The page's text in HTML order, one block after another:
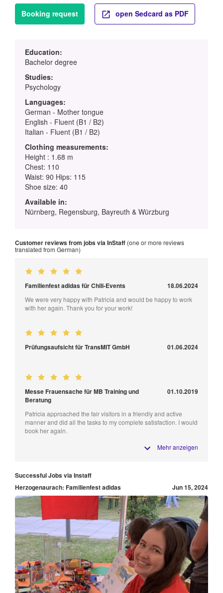
Booking request open Sedcard as PDF
Education:
Bachelor degree
Studies:
Psychology
Languages:
German - Mother tongue
English - Fluent (B1 / B2)
Italian - Fluent (B1 / B2)
Clothing measurements:
Height : 1.68 m
Chest: 110
Waist: 90 Hips: 115
Shoe size: 40
Available in:
Nürnberg, Regensburg, Bayreuth & Würzburg
Customer reviews from jobs via InStaff (one or more reviews
translated from German)
Familienfest adidas für Chili-Events 18.06.2024
We were very happy with Patricia and would be happy to work
with her again. Thank you for your work!
Prüfungsaufsicht für TransMIT GmbH 01.06.2024
Messe Frauensache für MB Training und
Beratung
01.10.2019
Patricia approached the fair visitors in a friendly and active
manner and did all the tasks to my complete satisfaction. I would
book her again.
Mehr anzeigen
Successful Jobs via Instaff
Herzogenaurach: Familienfest adidas
Jun 15, 2024